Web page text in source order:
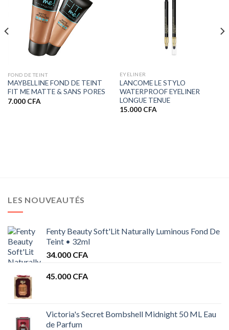
FOND DE TEINT
MAYBELLINE FOND DE TEINT
FIT ME MATTE & SANS PORES
7.000 CFA
EYELINER
LANCOME LE STYLO
WATERPROOF EYELINER
LONGUE TENUE
15.000 CFA
LES NOUVEAUTÉS
Fenty Beauty Soft'Lit Naturally Luminous Fond De
Teint • 32ml
34.000 CFA
45.000 CFA
Victoria's Secret Bombshell Midnight 50 ML Eau
de Parfum